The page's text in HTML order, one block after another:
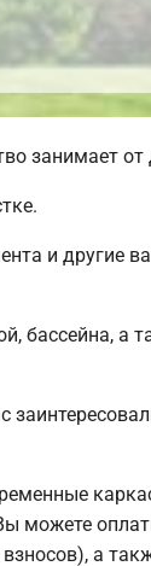
занимает от
и другие
бассейна, а
можете
взносов), а